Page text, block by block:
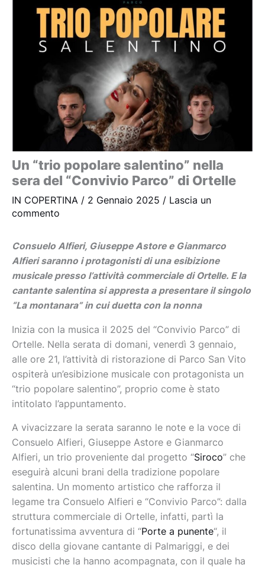
Un “trio popolare salentino” nella
sera del “Convivio Parco” di Ortelle
IN COPERTINA / 2 Gennaio 2025 / Lascia un
commento
Consuelo Alfieri, Giuseppe Astore e Gianmarco
Alfieri saranno i protagonisti di una esibizione
musicale presso l’attività commerciale di Ortelle. E la
cantante salentina si appresta a presentare il singolo
“La montanara” in cui duetta con la nonna
Inizia con la musica il 2025 del “Convivio Parco” di
Ortelle. Nella serata di domani, venerdì 3 gennaio,
alle ore 21, l’attività di ristorazione di Parco San Vito
ospiterà un’esibizione musicale con protagonista un
“trio popolare salentino”, proprio come è stato
intitolato l’appuntamento.
A vivacizzare la serata saranno le note e la voce di
Consuelo Alfieri, Giuseppe Astore e Gianmarco
Alfieri, un trio proveniente dal progetto “Siroco” che
eseguirà alcuni brani della tradizione popolare
salentina. Un momento artistico che rafforza il
legame tra Consuelo Alfieri e “Convivio Parco”: dalla
struttura commerciale di Ortelle, infatti, partì la
fortunatissima avventura di “Porte a punente“, il
disco della giovane cantante di Palmariggi, e dei
musicisti che la hanno acompagnata, con il quale ha